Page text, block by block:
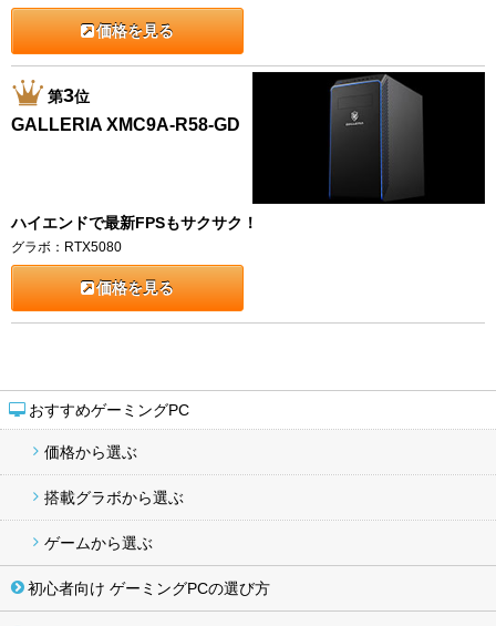
おすすめゲーミングPC
価格から選ぶ
搭載グラボから選ぶ
ゲームから選ぶ
初心者向け ゲーミングPCの選び方
価格を見る
第3位
GALLERIA XMC9A-R58-GD
ハイエンドで最新FPSもサクサク！
グラボ：RTX5080
価格を見る